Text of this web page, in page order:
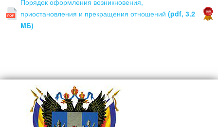
Порядок оформления возникновения,
приостановления и прекращения отношений (pdf, 3.2
MБ)